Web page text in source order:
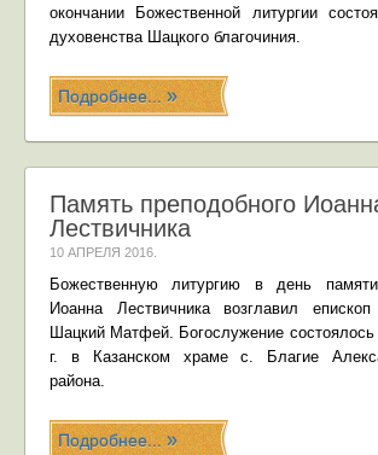
окончании Божественной литургии
духовенства Шацкого благочиния.
Подробнее...
Память преподобного
Лествичника
10 АПРЕЛЯ 2016
Божественную литургию в день памяти
Иоанна Лествичника возглавил
Шацкий Матфей. Богослужение состоялось
г. в Казанском храме с. Благие
района.
Подробнее...